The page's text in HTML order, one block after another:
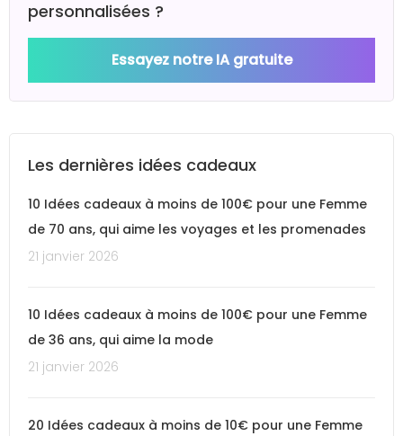
personnalisées ?
Essayez notre IA gratuite
Les dernières idées cadeaux
10 Idées cadeaux à moins de 100€ pour une Femme
de 70 ans, qui aime les voyages et les promenades
21 janvier 2026
10 Idées cadeaux à moins de 100€ pour une Femme
de 36 ans, qui aime la mode
21 janvier 2026
20 Idées cadeaux à moins de 10€ pour une Femme